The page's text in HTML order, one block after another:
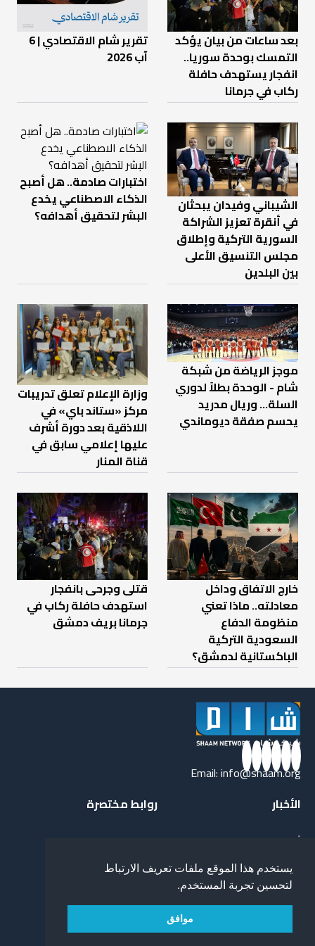
يستخدم هذا الموقع ملفات تعريف الارتباط
لتحسين تجربة المستخدم.
موافق
بعد ساعات من بيان يؤكد
التمسك بوحدة سوريا..
انفجار يستهدف حافلة
ركاب في جرمانا
تقرير شام الاقتصادي | 6
آب 2026
الشيباني وفيدان يبحثان
في أنقرة تعزيز الشراكة
السورية التركية وإطلاق
مجلس التنسيق الأعلى
بين البلدين
اختبارات صادمة.. هل أصبح
الذكاء الاصطناعي يخدع
البشر لتحقيق أهدافه؟
موجز الرياضة من شبكة
شام - الوحدة بطلاً لدوري
السلة... وريال مدريد
يحسم صفقة ديوماندي
وزارة الإعلام تعلق تدريبات
مركز «ستاند باي» في
اللاذقية بعد دورة أشرف
عليها إعلامي سابق في
قناة المنار
خارج الاتفاق وداخل
معادلته.. ماذا تعني
منظومة الدفاع
السعودية التركية
الباكستانية لدمشق؟
قتلى وجرحى بانفجار
استهدف حافلة ركاب في
جرمانا بريف دمشق
Email:info@shaam.org
الأخبار
أخبار سياسة
تحقيقات وتقارير
آراء ومقالات
روابط مختصرة
شهداء شام
فريق شام
من شبكة شام